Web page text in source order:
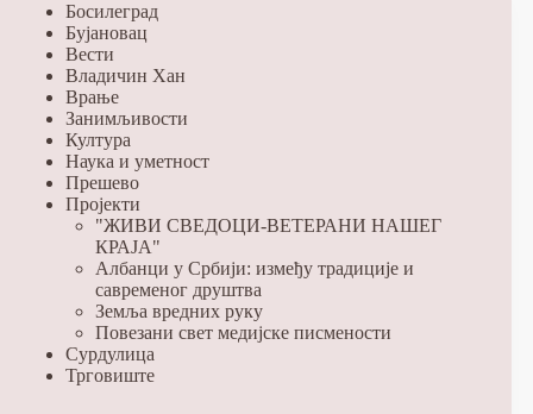
Босилеград
Бујановац
Вести
Владичин Хан
Врање
Занимљивости
Култура
Наука и уметност
Прешево
Пројекти
"ЖИВИ СВЕДОЦИ-ВЕТЕРАНИ НАШЕГ
КРАЈА"
Албанци у Србији: између традиције и
савременог друштва
Земља вредних руку
Повезани свет медијске писмености
Сурдулица
Трговиште